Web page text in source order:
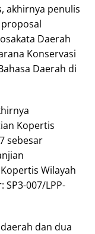
akhirnya penulis
Daerah
Konservasi
Daerah di
Kopertis
sebesar
Wilayah
SP3-007/LPP-
dan dua